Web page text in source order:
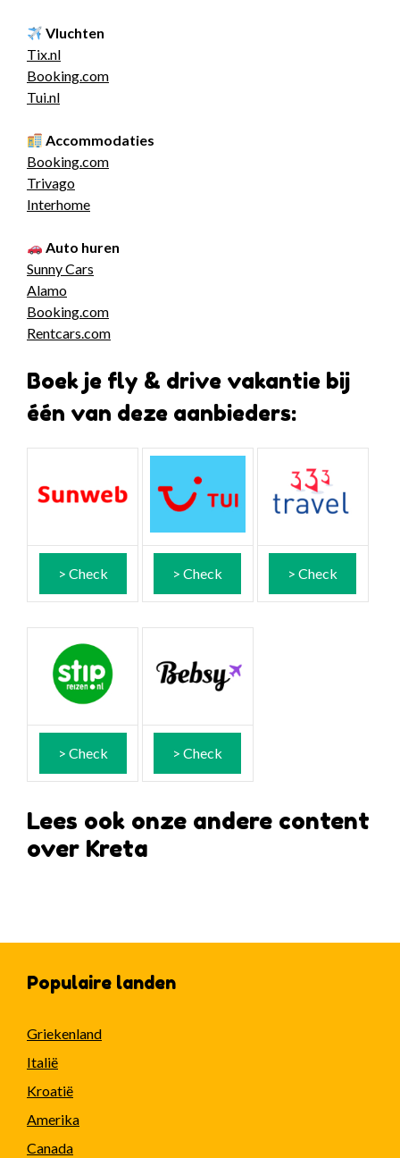
Vluchten
Tix.nl
Booking.com
Tui.nl
Accommodaties
Booking.com
Trivago
Interhome
Auto huren
Sunny Cars
Alamo
Booking.com
Rentcars.com
Boek je fly & drive vakantie bij
één van deze aanbieders:
> Check > Check > Check
> Check > Check
Lees ook onze andere content
over Kreta
Populaire landen
Griekenland
Italië
Kroatië
Amerika
Canada